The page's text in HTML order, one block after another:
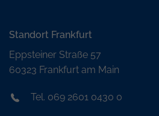
Standort Frankfurt
Eppsteiner Straße 57
60323 Frankfurt am Main
Tel. 069 2601 0430 0